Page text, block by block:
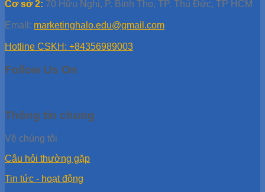
Cơ sở 2: 70 Hữu Nghị, P. Bình Thọ, TP. Thủ Đức, TP HCM
Email: marketinghalo.edu@gmail.com
Hotline CSKH: +84356989003
Follow Us On
Thông tin chung
Về chúng tôi
Câu hỏi thường gặp
Tin tức - hoạt động